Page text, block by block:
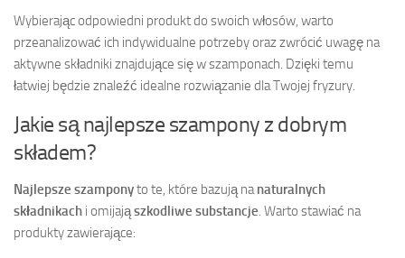
Wybierając odpowiedni produkt do swoich włosów, warto
przeanalizować ich indywidualne potrzeby oraz zwrócić uwagę na
aktywne składniki znajdujące się w szamponach. Dzięki temu
łatwiej będzie znaleźć idealne rozwiązanie dla Twojej fryzury.
Jakie są najlepsze szampony z dobrym
składem?
Najlepsze szamponyto te, które bazują nanaturalnych
składnikach i omijająszkodliwe substancje. Warto stawiać na
produkty zawierające: